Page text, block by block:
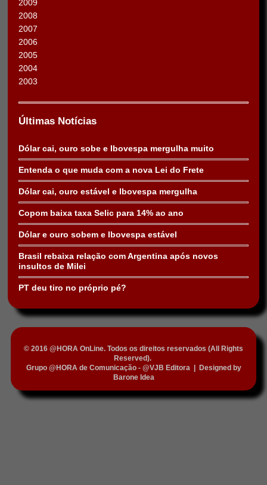
2009
2008
2007
2006
2005
2004
2003
Últimas Notícias
Dólar cai, ouro sobe e Ibovespa mergulha muito
Entenda o que muda com a nova Lei do Frete
Dólar cai, ouro estável e Ibovespa mergulha
Copom baixa taxa Selic para 14% ao ano
Dólar e ouro sobem e Ibovespa estável
Brasil rebaixa relação com Argentina após novos
insultos de Milei
PT deu tiro no próprio pé?
© 2016 @HORA OnLine. Todos os direitos reservados (All Rights
Reserved).
Grupo @HORA de Comunicação - @VJB Editora|
Designed by
Barone Idea